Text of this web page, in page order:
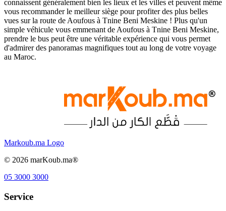
connaissent généralement bien les lieux et les villes et peuvent même
vous recommander le meilleur siège pour profiter des plus belles
vues sur la route de Aoufous à Tnine Beni Meskine ! Plus qu'un
simple véhicule vous emmenant de Aoufous à Tnine Beni Meskine,
prendre le bus peut être une véritable expérience qui vous permet
d'admirer des panoramas magnifiques tout au long de votre voyage
au Maroc.
Markoub.ma Logo
© 2026 marKoub.ma®
05 3000 3000
Service